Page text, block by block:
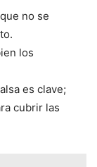
no se
los
es clave;
cubrir las